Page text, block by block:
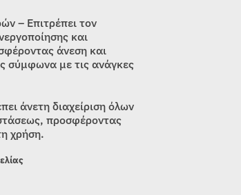
– Επιτρέπει τον
και
άνεση και
σύμφωνα με τις ανάγκες
άνετη διαχείριση όλων
προσφέροντας
χρήση.
MTF-16256 ποσότητα